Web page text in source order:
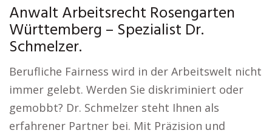
Anwalt Arbeitsrecht Rosengarten
Württemberg – Spezialist Dr.
Schmelzer.
Berufliche Fairness wird in der Arbeitswelt nicht
immer gelebt. Werden Sie diskriminiert oder
gemobbt? Dr. Schmelzer steht Ihnen als
erfahrener Partner bei. Mit Präzision und